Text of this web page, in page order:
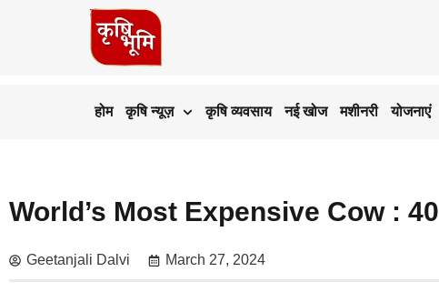
होम कृषि न्यूज़ कृषि व्यवसाय नई खोज मशीनरी योजनाएं
World’s Most Expensive Cow : 40
Geetanjali Dalvi March 27, 2024